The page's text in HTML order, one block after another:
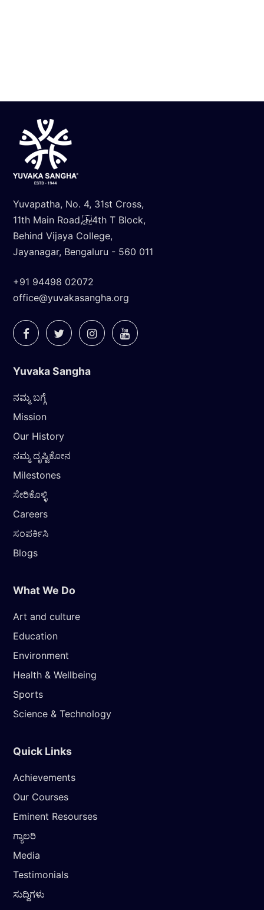
Yuvapatha, No. 4, 31st Cross,
11th Main Road, 4th T Block,
Behind Vijaya College,
Jayanagar, Bengaluru - 560 011
+91 94498 02072
office@yuvakasangha.org
Yuvaka Sangha
ನಮ್ಮ ಬಗ್ಗೆ
Mission
Our History
ನಮ್ಮ ದೃಷ್ಟಿಕೋನ
Milestones
ಸೇರಿಕೊಳ್ಳಿ
Careers
ಸಂಪರ್ಕಿಸಿ
Blogs
What We Do
Art and culture
Education
Environment
Health & Wellbeing
Sports
Science & Technology
Quick Links
Achievements
Our Courses
Eminent Resourses
ಗ್ಯಾಲರಿ
Media
Testimonials
ಸುದ್ದಿಗಳು